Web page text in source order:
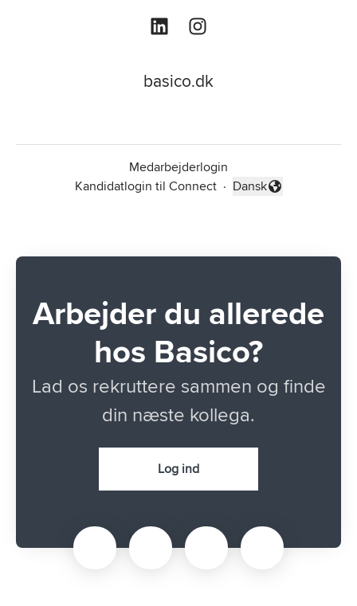
basico.dk
Medarbejderlogin
Kandidatlogin til Connect · Skift sprog
Dansk
Arbejder du allerede
hos Basico?
Lad os rekruttere sammen og finde
din næste kollega.
Log ind